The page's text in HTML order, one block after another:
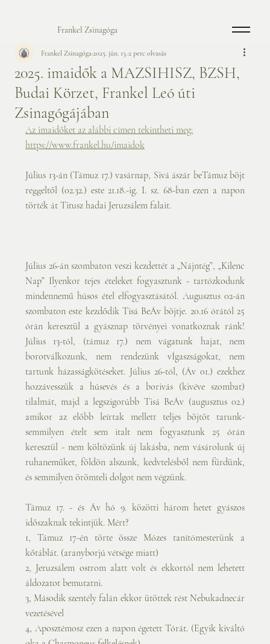
Frankel Zsinagóga
2025. imaidők a MAZSIHISZ, BZSH,
Budai Körzet, Frankel Leó úti
Zsinagógájában
Frankel Zsinagóga2025. jún. 13.2 perc olvasás
Az imaidőket az alábbi címen tekintheti meg:
https://www.frankel.hu/imaidok
Július 13-án (Támuz 17.) vasárnap, Sivá ászár beTámuz böjt
reggeltől (02.32.) este 21.18.-ig. I. sz. 68-ban ezen a napon
törték át Titusz hadai Jeruzsálem falait.
Július 26-án szombaton veszi kezdettét a „Nájntég”, „Kilenc
Nap” Ilyenkor tejes ételeket fogyasztunk - tartózkodunk
mindennemű húsos étel elfogyasztásától. Augusztus 02-án
szombaton este kezdődik Tisá BeÁv böjtje. 20.16 órától 25
órán keresztül a gyásznap törvényei vonatkoznak ránk!
Július 13-tól, (támuz 17.) nem vágatunk hajat, nem
borotválkozunk, nem rendezünk vÍgaszságokat, nem
tartunk házasságkötéseket. Július 26-tól, (Áv 01.) ezekhez
hozzávesszük a húsevés és a borivás (kivéve szombat)
tilalmát, majd a legszigorúbb Tisá BeÁv (augusztus 02.)
amikor az előbb leírtak mellett teljes böjtöt tarunk-
semmilyen ételt sem italt nem fogyasztunk 25 órán
keresztül - nem költözünk új lakásba, nem vásárolunk új
ruhaneműket, földön alszunk, kedvtelésből nem fürdünk,
és semmilyen örömteli dolgot nem végzünk.
Támuz 17. - és Áv hó 9. közötti három hetet gyászos
időszaknak tekintjük. Mért?
1, Támuz 17-én törte össze Mózes tanítómesterünk a
kőtáblát. (aranyborjú vétsége miatt)
2, Jeruzsálem ostrom alatt volt és ekkortól nem lehetett
áldozatot bemutatni.
3, Második szentély falán ekkor ütöttek rést Nebukadnecár
vezetésével
4, Aposztémosz ezen a napon égetett Tórát. (Egyik kiváltó